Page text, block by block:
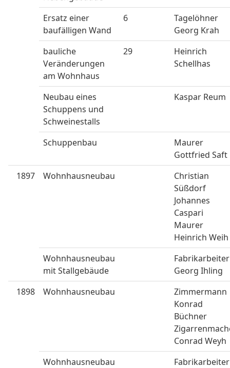
Ersatz einer
baufälligen Wand
6
Tagelöhner
Georg Krah
bauliche
Veränderungen
am Wohnhaus
29
Heinrich
Schellhas
Neubau eines
Schuppens und
Schweinestalls
Kaspar Reum
Schuppenbau
Maurer
Gottfried Saft
1897
Wohnhausneubau
Christian
Süßdorf
Johannes
Caspari
Maurer
Heinrich Weih
Wohnhausneubau
mit Stallgebäude
Fabrikarbeiter
Georg Ihling
1898
Wohnhausneubau
Zimmermann
Konrad
Büchner
Conrad Weyh
Wohnhausneubau
Fabrikarbeiter